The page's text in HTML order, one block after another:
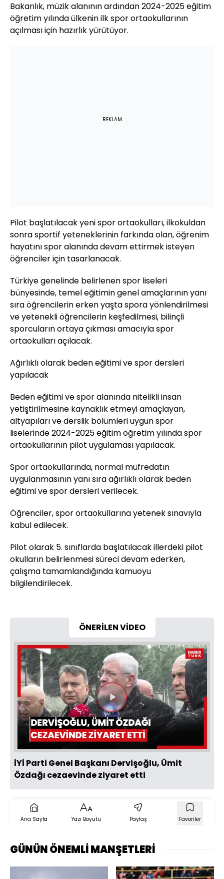
Bakanlık, müzik alanının ardından 2024-2025 eğitim
öğretim yılında ülkenin ilk spor ortaokullarının
açılması için hazırlık yürütüyor.
REKLAM
Pilot başlatılacak yeni spor ortaokulları, ilkokuldan
sonra sportif yeteneklerinin farkında olan, öğrenim
hayatını spor alanında devam ettirmek isteyen
öğrenciler için tasarlanacak.
Türkiye genelinde belirlenen spor liseleri
bünyesinde, temel eğitimin genel amaçlarının yanı
sıra öğrencilerin erken yaşta spora yönlendirilmesi
ve yetenekli öğrencilerin keşfedilmesi, bilinçli
sporcuların ortaya çıkması amacıyla spor
ortaokulları açılacak.
Ağırlıklı olarak beden eğitimi ve spor dersleri
yapılacak
Beden eğitimi ve spor alanında nitelikli insan
yetiştirilmesine kaynaklık etmeyi amaçlayan,
altyapıları ve derslik bölümleri uygun spor
liselerinde 2024-2025 eğitim öğretim yılında spor
ortaokullarının pilot uygulaması yapılacak.
Spor ortaokullarında, normal müfredatın
uygulanmasının yanı sıra ağırlıklı olarak beden
eğitimi ve spor dersleri verilecek.
Öğrenciler, spor ortaokullarına yetenek sınavıyla
kabul edilecek.
Pilot olarak 5. sınıflarda başlatılacak illerdeki pilot
okulların belirlenmesi süreci devam ederken,
çalışma tamamlandığında kamuoyu
bilgilendirilecek.
ÖNERİLEN VİDEO
Videoyu
Oynat
İYİ Parti Genel Başkanı Dervişoğlu, Ümit
Özdağı cezaevinde ziyaret etti
Ana Sayfa Yazı Boyutu Paylaş Favoriler
GÜNÜN ÖNEMLİ MANŞETLERİ